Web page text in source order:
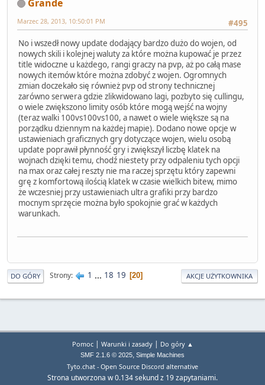
Grande
#495
Marzec 28, 2013, 10:50:01 PM
No i wszedł nowy update dodający bardzo dużo do wojen, od
nowych skili i kolejnej waluty za które można kupować je przez
title widoczne u każdego, rangi graczy na pvp, aż po całą mase
nowych itemów które można zdobyć z wojen. Ogromnych
zmian doczekało się również pvp od strony technicznej
zarówno serwera gdzie zlikwidowano lagi, pozbyto się cullingu,
o wiele zwiększono limity osób które mogą wejść na wojny
(teraz walki 100vs100vs100, a nawet o wiele większe są na
porządku dziennym na każdej mapie). Dodano nowe opcje w
ustawieniach graficznych gry dotyczące wojen, wielu osobą
update poprawił płynność gry i zwiększył liczbę klatek na
wojnach dzięki temu, chodź niestety przy odpaleniu tych opcji
na max oraz całej reszty nie ma raczej sprzętu który zapewni
grę z komfortową ilością klatek w czasie wielkich bitew, mimo
że wczesniej przy ustawieniach ultra grafiki przy bardzo
mocnym sprzęcie można było spokojnie grać w każdych
warunkach.
DO GÓRY Strony 1 ... 18 19 20 AKCJE UŻYTKOWNIKA
Pomoc| Warunki i zasady| Do góry ▲
SMF 2.1.6 © 2025, Simple Machines
Tyto.chat - Open Source Discord alternative
Strona utworzona w 0.134 sekund z 19 zapytaniami.